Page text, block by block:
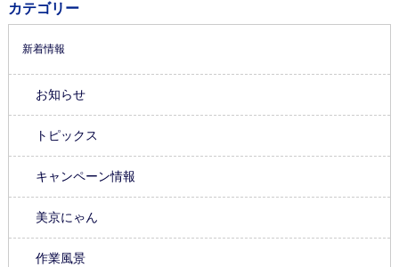
カテゴリー
新着情報
お知らせ
トピックス
キャンペーン情報
美京にゃん
作業風景